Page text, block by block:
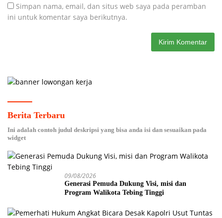
Simpan nama, email, dan situs web saya pada peramban
ini untuk komentar saya berikutnya.
Berita Terbaru
Ini adalah contoh judul deskripsi yang bisa anda isi dan sesuaikan pada
widget
09/08/2026
Generasi Pemuda Dukung Visi, misi dan
Program Walikota Tebing Tinggi